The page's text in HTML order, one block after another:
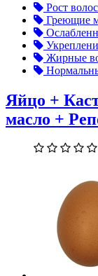
Рост волос
Греющие
Жирные
Яйцо +
масло +